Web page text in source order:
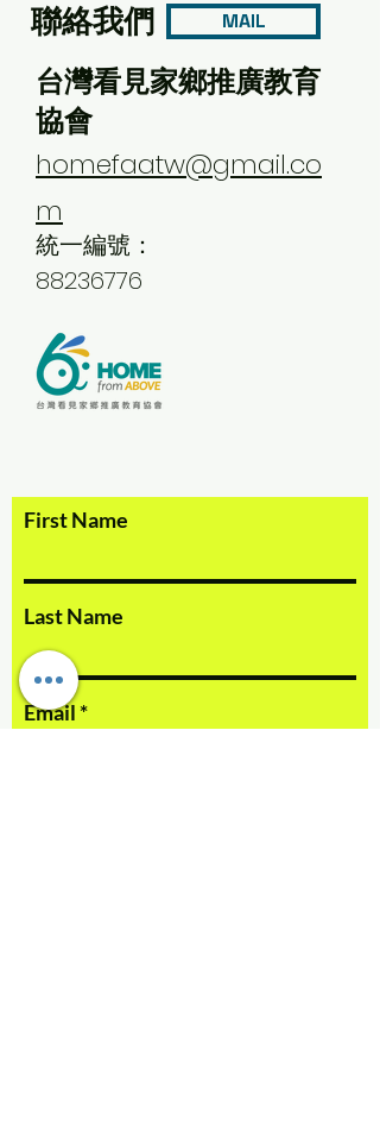
聯絡我們 MAIL
台灣看見家鄉推廣教育
協會
homefaatw@gmail.co
m
統一編號：
88236776
First Name
Last Name
Email